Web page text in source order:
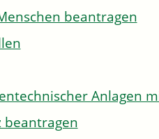
beantragen
Anlagen
beantragen